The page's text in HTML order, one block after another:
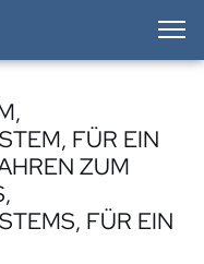
FÜR EIN
ZUM
FÜR EIN